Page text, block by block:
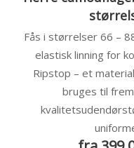
Fås i størrelser 66 –
elastisk linning for
Ripstop – et
bruges til